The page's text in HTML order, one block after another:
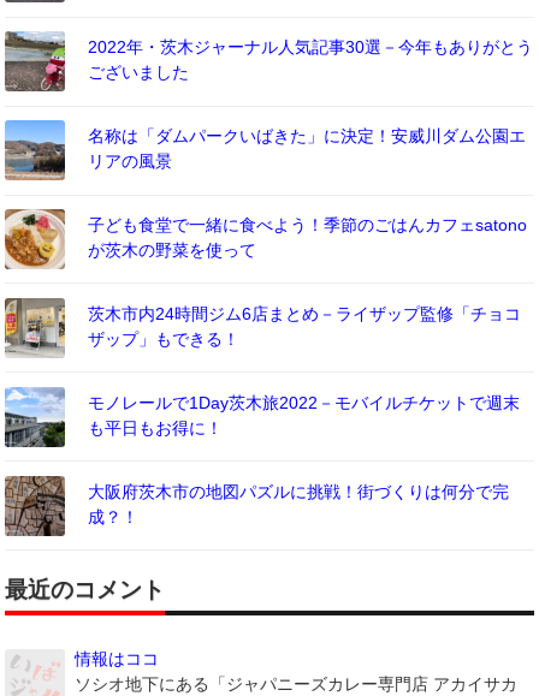
2022年・茨木ジャーナル人気記事30選－今年もありがとう
ございました
名称は「ダムパークいばきた」に決定！安威川ダム公園エ
リアの風景
子ども食堂で一緒に食べよう！季節のごはんカフェsatono
が茨木の野菜を使って
茨木市内24時間ジム6店まとめ－ライザップ監修「チョコ
ザップ」もできる！
モノレールで1Day茨木旅2022－モバイルチケットで週末
も平日もお得に！
大阪府茨木市の地図パズルに挑戦！街づくりは何分で完
成？！
最近のコメント
情報はココ
ソシオ地下にある「ジャパニーズカレー専門店 アカイサカ